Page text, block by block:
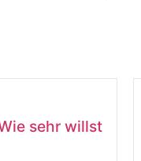
sehr willst